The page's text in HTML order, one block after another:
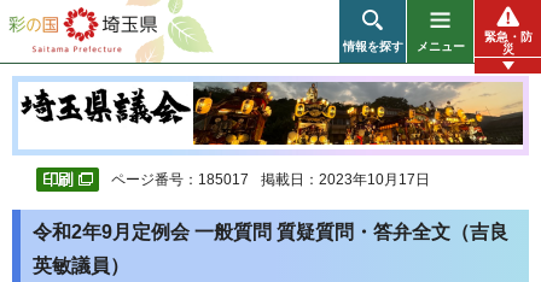
彩の国 埼玉県
情報を探す メニュー
緊急・防
災
ページ番号：185017 掲載日：2023年10月17日
令和2年9月定例会 一般質問 質疑質問・答弁全文（吉良
英敏議員）